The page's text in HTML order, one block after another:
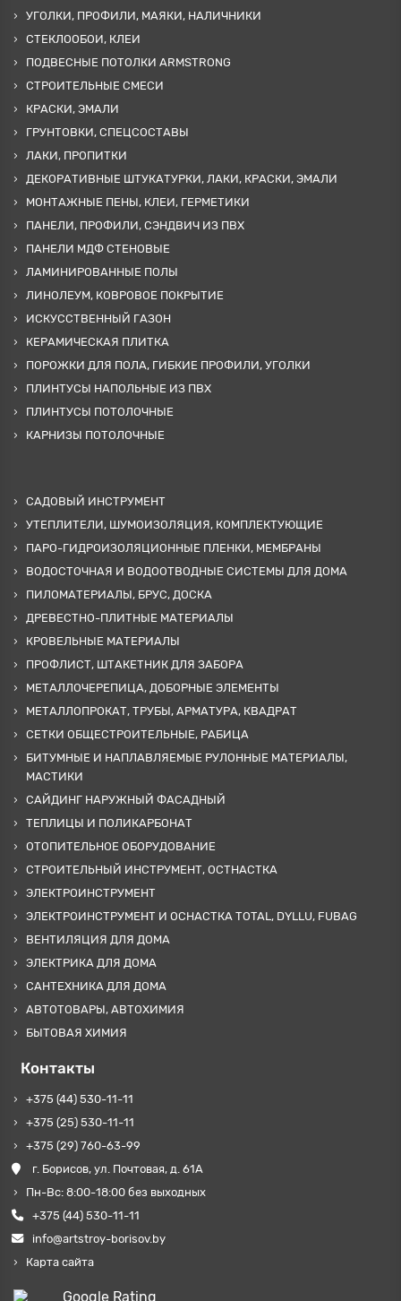
УГОЛКИ, ПРОФИЛИ, МАЯКИ, НАЛИЧНИКИ
СТЕКЛООБОИ, КЛЕИ
ПОДВЕСНЫЕ ПОТОЛКИ ARMSTRONG
СТРОИТЕЛЬНЫЕ СМЕСИ
КРАСКИ, ЭМАЛИ
ГРУНТОВКИ, СПЕЦСОСТАВЫ
ЛАКИ, ПРОПИТКИ
ДЕКОРАТИВНЫЕ ШТУКАТУРКИ, ЛАКИ, КРАСКИ, ЭМАЛИ
МОНТАЖНЫЕ ПЕНЫ, КЛЕИ, ГЕРМЕТИКИ
ПАНЕЛИ, ПРОФИЛИ, СЭНДВИЧ ИЗ ПВХ
ПАНЕЛИ МДФ СТЕНОВЫЕ
ЛАМИНИРОВАННЫЕ ПОЛЫ
ЛИНОЛЕУМ, КОВРОВОЕ ПОКРЫТИЕ
ИСКУССТВЕННЫЙ ГАЗОН
КЕРАМИЧЕСКАЯ ПЛИТКА
ПОРОЖКИ ДЛЯ ПОЛА, ГИБКИЕ ПРОФИЛИ, УГОЛКИ
ПЛИНТУСЫ НАПОЛЬНЫЕ ИЗ ПВХ
ПЛИНТУСЫ ПОТОЛОЧНЫЕ
КАРНИЗЫ ПОТОЛОЧНЫЕ
САДОВЫЙ ИНСТРУМЕНТ
УТЕПЛИТЕЛИ, ШУМОИЗОЛЯЦИЯ, КОМПЛЕКТУЮЩИЕ
ПАРО-ГИДРОИЗОЛЯЦИОННЫЕ ПЛЕНКИ, МЕМБРАНЫ
ВОДОСТОЧНАЯ И ВОДООТВОДНЫЕ СИСТЕМЫ ДЛЯ ДОМА
ПИЛОМАТЕРИАЛЫ, БРУС, ДОСКА
ДРЕВЕСТНО-ПЛИТНЫЕ МАТЕРИАЛЫ
КРОВЕЛЬНЫЕ МАТЕРИАЛЫ
ПРОФЛИСТ, ШТАКЕТНИК ДЛЯ ЗАБОРА
МЕТАЛЛОЧЕРЕПИЦА, ДОБОРНЫЕ ЭЛЕМЕНТЫ
МЕТАЛЛОПРОКАТ, ТРУБЫ, АРМАТУРА, КВАДРАТ
СЕТКИ ОБЩЕСТРОИТЕЛЬНЫЕ, РАБИЦА
БИТУМНЫЕ И НАПЛАВЛЯЕМЫЕ РУЛОННЫЕ МАТЕРИАЛЫ,
МАСТИКИ
САЙДИНГ НАРУЖНЫЙ ФАСАДНЫЙ
ТЕПЛИЦЫ И ПОЛИКАРБОНАТ
ОТОПИТЕЛЬНОЕ ОБОРУДОВАНИЕ
СТРОИТЕЛЬНЫЙ ИНСТРУМЕНТ, ОСТНАСТКА
ЭЛЕКТРОИНСТРУМЕНТ
ЭЛЕКТРОИНСТРУМЕНТ И ОСНАСТКА TOTAL, DYLLU, FUBAG
ВЕНТИЛЯЦИЯ ДЛЯ ДОМА
ЭЛЕКТРИКА ДЛЯ ДОМА
САНТЕХНИКА ДЛЯ ДОМА
АВТОТОВАРЫ, АВТОХИМИЯ
БЫТОВАЯ ХИМИЯ
Контакты
+375 (44) 530-11-11
+375 (25) 530-11-11
+375 (29) 760-63-99
г. Борисов, ул. Почтовая, д. 61А
Пн-Вс: 8:00-18:00 без выходных
+375 (44) 530-11-11
info@artstroy-borisov.by
Карта сайта
Google Rating